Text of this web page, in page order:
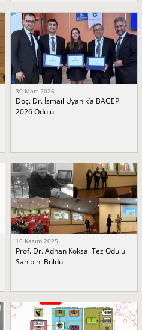
30 Mart 2026
Doç. Dr. İsmail Uyanık’a BAGEP
2026 Ödülü
16 Kasım 2025
Prof. Dr. Adnan Köksal Tez Ödülü
Sahibini Buldu